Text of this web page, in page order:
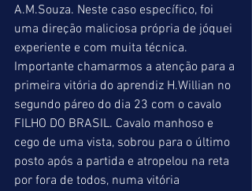
A.M.Souza. Neste caso específico, foi
uma direção maliciosa própria de jóquei
experiente e com muita técnica.
Importante chamarmos a atenção para a
primeira vitória do aprendiz H.Willian no
segundo páreo do dia 23 com o cavalo
FILHO DO BRASIL. Cavalo manhoso e
cego de uma vista, sobrou para o último
posto após a partida e atropelou na reta
por fora de todos, numa vitória